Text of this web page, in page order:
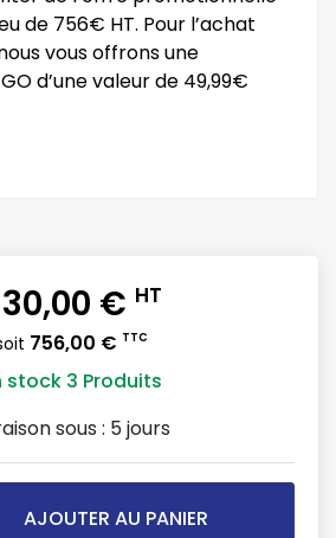
de 756€ HT. Pour l’achat
vous offrons une
d’une valeur de 49,99€
€ HT
756,00 € TTC
stock 3 Produits
sous : 5 jours
AJOUTER AU PANIER